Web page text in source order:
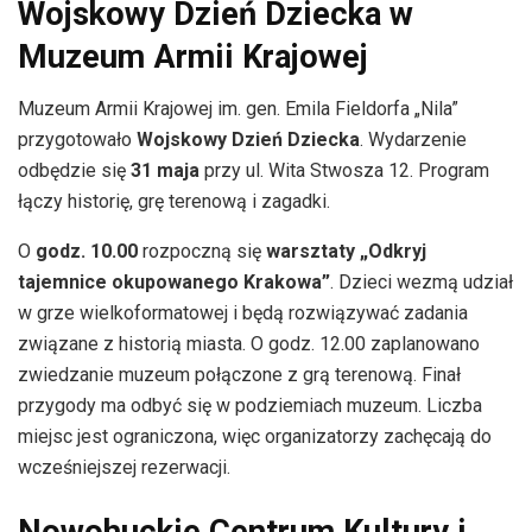
Wojskowy Dzień Dziecka w
Muzeum Armii Krajowej
Muzeum Armii Krajowej im. gen. Emila Fieldorfa „Nila”
przygotowało Wojskowy Dzień Dziecka. Wydarzenie
odbędzie się 31 maja przy ul. Wita Stwosza 12. Program
łączy historię, grę terenową i zagadki.
O godz. 10.00 rozpoczną się warsztaty „Odkryj
tajemnice okupowanego Krakowa”. Dzieci wezmą udział
w grze wielkoformatowej i będą rozwiązywać zadania
związane z historią miasta. O godz. 12.00 zaplanowano
zwiedzanie muzeum połączone z grą terenową. Finał
przygody ma odbyć się w podziemiach muzeum. Liczba
miejsc jest ograniczona, więc organizatorzy zachęcają do
wcześniejszej rezerwacji.